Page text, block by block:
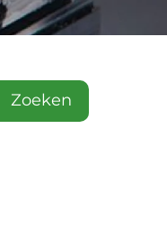
Zoeken